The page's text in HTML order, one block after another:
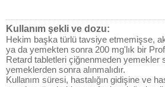
Kullanım şekli ve dozu:
Hekim başka türlü tavsiye etmemişse,
ya da yemekten sonra 200 mg'lık bir
Retard tabletleri çiğnenmeden yemekler
yemeklerden sonra alınmalıdır.
Kullanım süresi, hastalığın gidişine ve